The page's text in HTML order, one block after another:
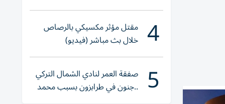
ولا إصابات
4 مقتل مؤثر مكسيكي بالرصاص
خلال بث مباشر (فيديو)
5 صفقة العمر لنادي الشمال التركي
..جنون في طرابزون بسبب محمد